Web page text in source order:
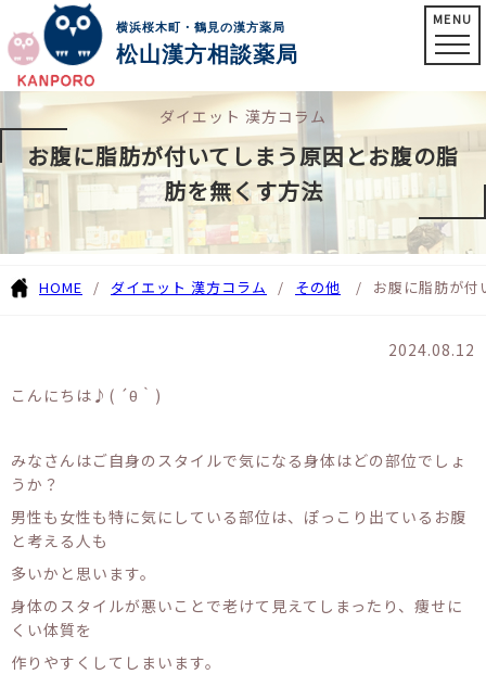
横浜桜木町・鶴見の漢方薬局
松山漢方相談薬局
MENU
ダイエット 漢方コラム
お腹に脂肪が付いてしまう原因とお腹の脂
肪を無くす方法
HOME ダイエット 漢方コラム その他 お腹に脂肪が付
2024.08.12
こんにちは♪( ´θ｀)
みなさんはご自身のスタイルで気になる身体はどの部位でしょ
うか？
男性も女性も特に気にしている部位は、ぽっこり出ているお腹
と考える人も
多いかと思います。
身体のスタイルが悪いことで老けて見えてしまったり、痩せに
くい体質を
作りやすくしてしまいます。